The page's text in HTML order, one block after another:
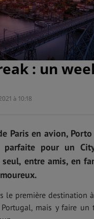
: un
à 10:18
Paris en avion,
parfaite pour un
entre amis, en
le première destination
mais y faire un